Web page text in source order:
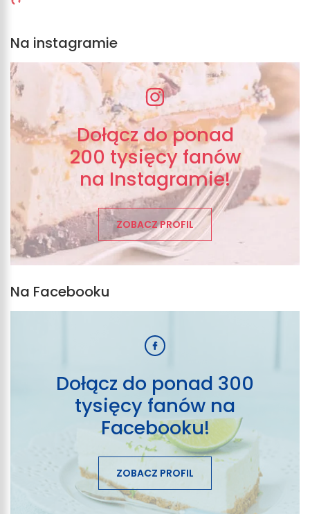
Na instagramie
Dołącz do ponad
200 tysięcy fanów
na Instagramie!
ZOBACZ PROFIL
Na Facebooku
Dołącz do ponad 300
tysięcy fanów na
Facebooku!
ZOBACZ PROFIL